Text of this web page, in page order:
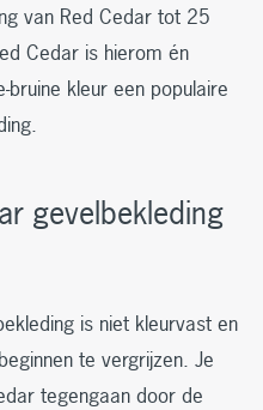
van Red Cedar tot 25
Cedar is hierom én
kleur een populaire
gevelbekleding
is niet kleurvast en
te vergrijzen. Je
tegengaan door de